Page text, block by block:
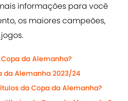
informações para você
os maiores campeões,
da Alemanha?
da Alemanha 2023/24
da Copa da Alemanha?